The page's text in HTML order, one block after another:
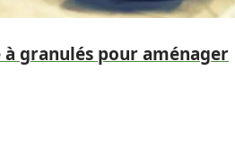
granulés pour aménager